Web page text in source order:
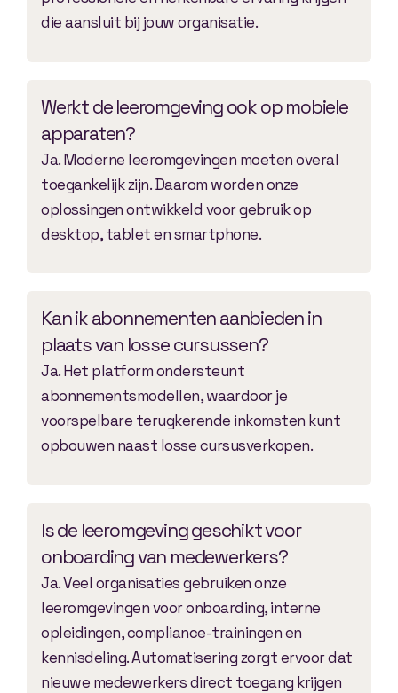
die aansluit bij jouw organisatie.
Werkt de leeromgeving ook op mobiele
apparaten?
Ja. Moderne leeromgevingen moeten overal
toegankelijk zijn. Daarom worden onze
oplossingen ontwikkeld voor gebruik op
desktop, tablet en smartphone.
Kan ik abonnementen aanbieden in
plaats van losse cursussen?
Ja. Het platform ondersteunt
abonnementsmodellen, waardoor je
voorspelbare terugkerende inkomsten kunt
opbouwen naast losse cursusverkopen.
Is de leeromgeving geschikt voor
onboarding van medewerkers?
Ja. Veel organisaties gebruiken onze
leeromgevingen voor onboarding, interne
opleidingen, compliance-trainingen en
kennisdeling. Automatisering zorgt ervoor dat
nieuwe medewerkers direct toegang krijgen